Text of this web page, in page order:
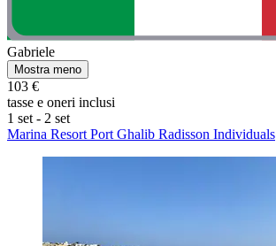
Gabriele
Mostra meno
103 €
tasse e oneri inclusi
1 set - 2 set
Marina Resort Port Ghalib Radisson Individuals